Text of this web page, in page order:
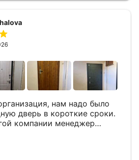
ответили на все
работой мы довольны.
нам надо было
дверь в короткие сроки.
компании менеджер
быстро предоставил нам
монтаж тоже был очень
согласовали и установили